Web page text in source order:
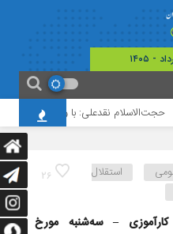
حجت‌الاسلام نقدعلی: با وجود افزایش
26
استقلال
کارآموزی – سه‌شنبه مورخ